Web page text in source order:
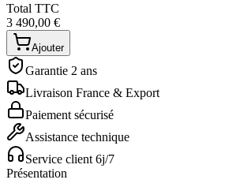
Total TTC
3 490,00 €
Ajouter
Garantie 2 ans
Livraison France & Export
Paiement sécurisé
Assistance technique
Service client 6j/7
Présentation